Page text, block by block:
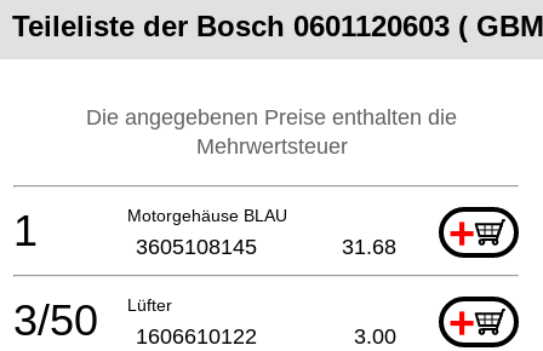
Teileliste der Bosch 0601120603 (
Die angegebenen Preise enthalten die
Mehrwertsteuer
Motorgehäuse BLAU +
1 3605108145 31.68
Lüfter +
3/50 1606610122 3.00